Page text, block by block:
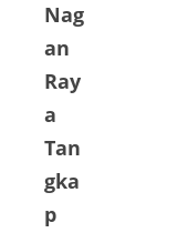
Nag
an
Ray
a
Tan
gka
p